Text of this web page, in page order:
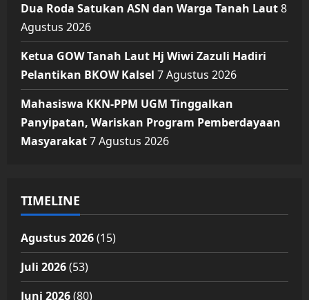
Dua Roda Satukan ASN dan Warga Tanah Laut8
Agustus 2026
Ketua GOW Tanah Laut Hj Wiwi Zazuli Hadiri
Pelantikan BKOW Kalsel 7 Agustus 2026
Mahasiswa KKN-PPM UGM Tinggalkan
Panyipatan, Wariskan Program Pemberdayaan
Masyarakat7 Agustus 2026
TIMELINE
Agustus 2026(15)
Juli 2026(53)
Juni 2026(80)